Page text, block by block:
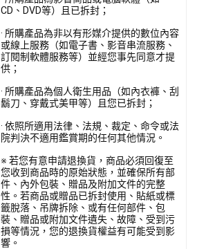
CD、DVD等）且已拆封；
· 所購產品為非以有形媒介提供的數位內容
或線上服務（如電子書、影音串流服務、
訂閱制軟體服務等）並經您事先同意才提
供；
· 所購產品為個人衛生用品（如內衣褲、刮
鬍刀、穿戴式美甲等）且您已拆封；
· 依照所適用法律、法規、裁定、命令或法
院判決不適用鑑賞期的任何其他情況。
※ 若您有意申請退換貨，商品必須回復至
您收到商品時的原始狀態，並確保所有部
件、內外包裝、贈品及附加文件的完整
性。若商品或贈品已拆封使用、貼紙或標
籤脫落、吊牌拆除、或有任何部件、包
裝、贈品或附加文件遺失、故障、受到污
損等情況，您的退換貨權益有可能受到影
響。